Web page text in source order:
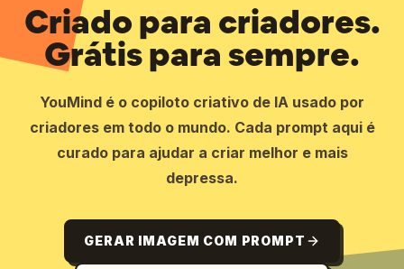
Criado para criadores.
Grátis para sempre.
YouMind é o copiloto criativo de IA usado por
criadores em todo o mundo. Cada prompt aqui é
curado para ajudar a criar melhor e mais
depressa.
GERAR IMAGEM COM PROMPT